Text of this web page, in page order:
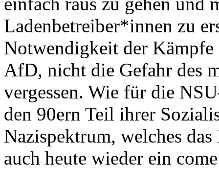
Ladenbetreiber*innen zu
Notwendigkeit der Kämpfe
AfD, nicht die Gefahr des
vergessen. Wie für die
den 90ern Teil ihrer
Nazispektrum, welches
auch heute wieder ein